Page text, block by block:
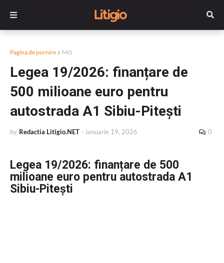
Pagina de pornire MO
Legea 19/2026: finanțare de
500 milioane euro pentru
autostrada A1 Sibiu-Pitești
by Redactia Litigio.NET - ianuarie 19, 2026 0
Legea 19/2026: finanțare de 500
milioane euro pentru autostrada A1
Sibiu-Pitești